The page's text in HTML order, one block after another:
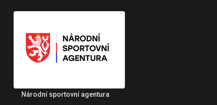
Národní sportovní agentura